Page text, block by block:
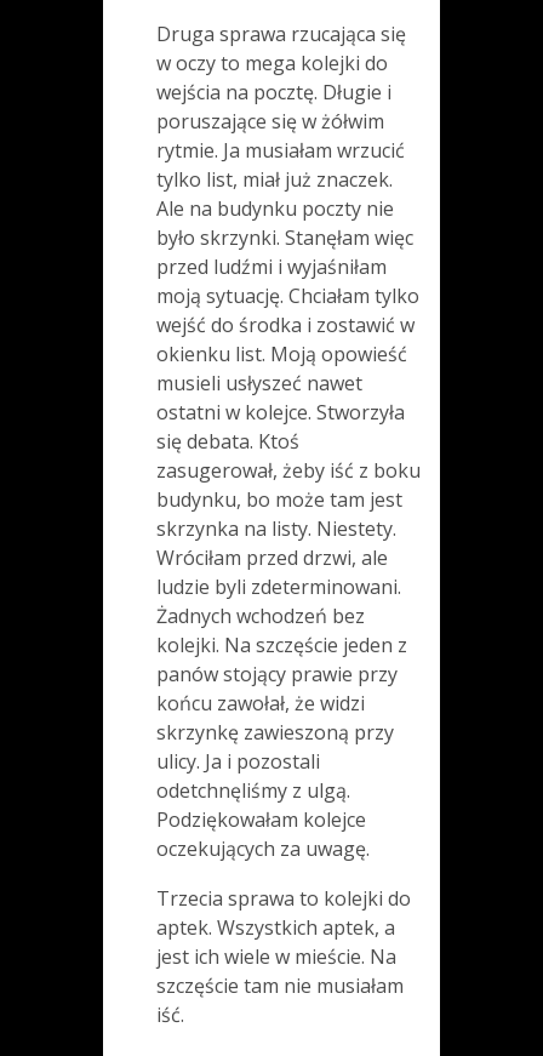
Druga sprawa rzucająca się
w oczy to mega kolejki do
wejścia na pocztę. Długie i
poruszające się w żółwim
rytmie. Ja musiałam wrzucić
tylko list, miał już znaczek.
Ale na budynku poczty nie
było skrzynki. Stanęłam więc
przed ludźmi i wyjaśniłam
moją sytuację. Chciałam tylko
wejść do środka i zostawić w
okienku list. Moją opowieść
musieli usłyszeć nawet
ostatni w kolejce. Stworzyła
się debata. Ktoś
zasugerował, żeby iść z boku
budynku, bo może tam jest
skrzynka na listy. Niestety.
Wróciłam przed drzwi, ale
ludzie byli zdeterminowani.
Żadnych wchodzeń bez
kolejki. Na szczęście jeden z
panów stojący prawie przy
końcu zawołał, że widzi
skrzynkę zawieszoną przy
ulicy. Ja i pozostali
odetchnęliśmy z ulgą.
Podziękowałam kolejce
oczekujących za uwagę.
Trzecia sprawa to kolejki do
aptek. Wszystkich aptek, a
jest ich wiele w mieście. Na
szczęście tam nie musiałam
iść.